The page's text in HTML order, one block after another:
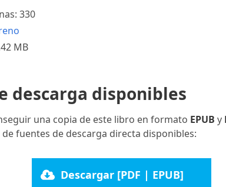
330
MB
descarga disponibles
una copia de este libro en formato EPUB y
fuentes de descarga directa disponibles:
Descargar [PDF | EPUB]